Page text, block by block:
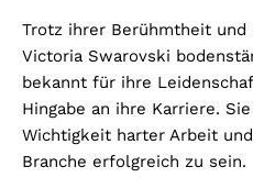
Trotz ihrer Berühmtheit
Victoria Swarovski
bekannt für ihre
Hingabe an ihre Karriere.
Wichtigkeit harter Arbeit
Branche erfolgreich zu sein.